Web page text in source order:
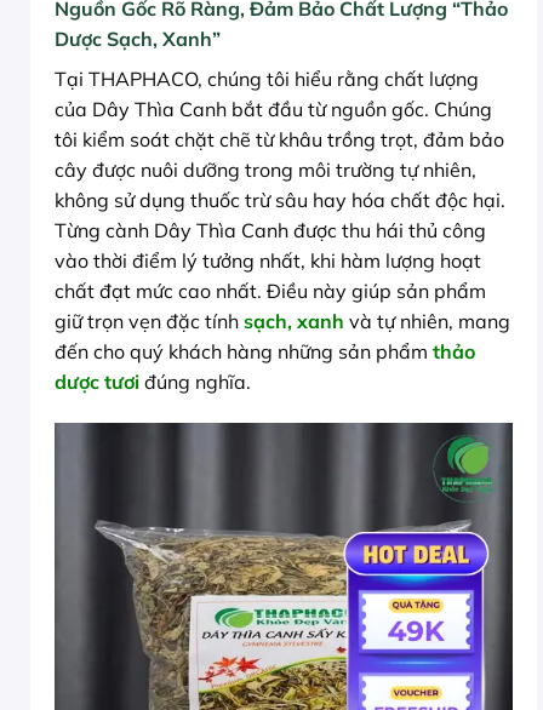
Nguồn Gốc Rõ Ràng, Đảm Bảo Chất Lượng “Thảo
Dược Sạch, Xanh”
Tại THAPHACO, chúng tôi hiểu rằng chất lượng
của Dây Thìa Canh bắt đầu từ nguồn gốc. Chúng
tôi kiểm soát chặt chẽ từ khâu trồng trọt, đảm bảo
cây được nuôi dưỡng trong môi trường tự nhiên,
không sử dụng thuốc trừ sâu hay hóa chất độc hại.
Từng cành Dây Thìa Canh được thu hái thủ công
vào thời điểm lý tưởng nhất, khi hàm lượng hoạt
chất đạt mức cao nhất. Điều này giúp sản phẩm
giữ trọn vẹn đặc tính sạch, xanh và tự nhiên, mang
đến cho quý khách hàng những sản phẩm thảo
dược tươi đúng nghĩa.